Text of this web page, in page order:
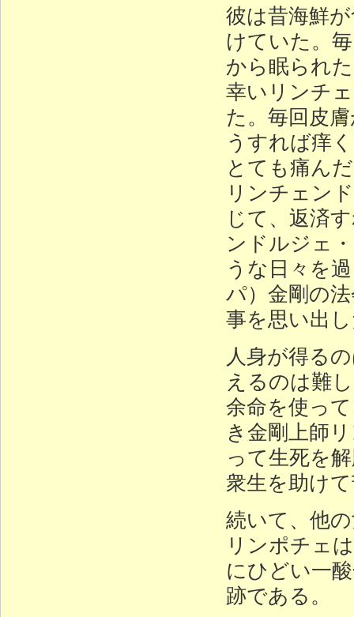
彼は昔海鮮
けていた。
から眠られ
幸いリンチ
た。毎回皮
うすれば痒
とても痛ん
リンチェン
じて、返済
ンドルジェ
うな日々を
パ）金剛の
事を思い出
人身が得る
えるのは難
余命を使っ
き金剛上師
って生死を
衆生を助け
続いて、他
リンポチェ
にひどい一
跡である。